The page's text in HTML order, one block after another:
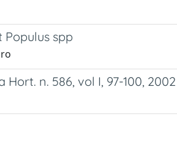
spp
n. 586, vol I, 97-100, 2002